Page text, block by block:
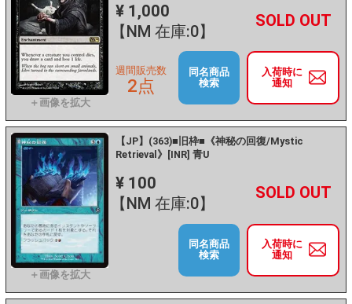
¥ 1,000
【NM 在庫:0】
－ +
入荷時に
通知
週間販売数
2点
同名商品
検索
【JP】(363)■旧枠■《神秘の回復/Mystic
Retrieval》[INR] 青U
¥ 100
【NM 在庫:0】
－ +
入荷時に
通知
同名商品
検索